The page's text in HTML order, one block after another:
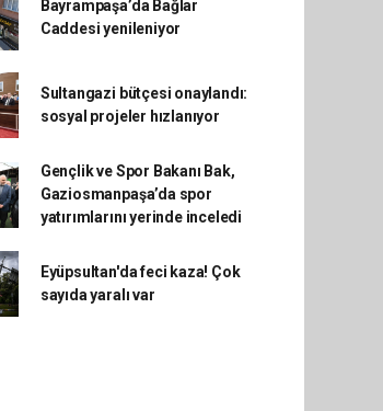
Bayrampaşa’da Bağlar
Caddesi yenileniyor
Sultangazi bütçesi onaylandı:
sosyal projeler hızlanıyor
Gençlik ve Spor Bakanı Bak,
Gaziosmanpaşa’da spor
yatırımlarını yerinde inceledi
Eyüpsultan'da feci kaza! Çok
sayıda yaralı var